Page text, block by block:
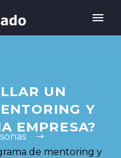
UN
Y
EMPRESA?
de mentoring y